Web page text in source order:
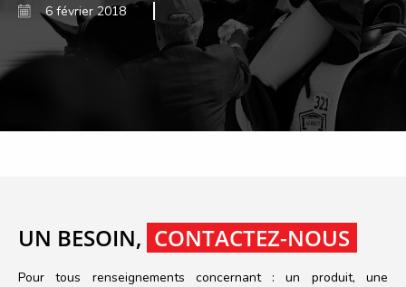
6 février 2018
UN BESOIN, CONTACTEZ-NOUS
Pour tous renseignements concernant : un produit, une